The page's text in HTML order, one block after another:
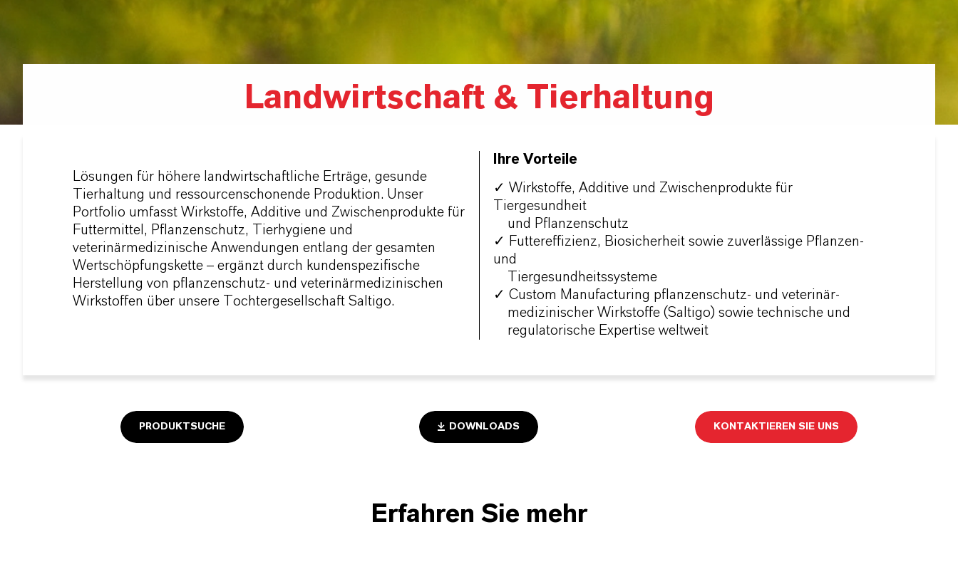
Landwirtschaft & Tierhaltung
Lösungen für höhere landwirtschaftliche Erträge, gesunde
Tierhaltung und ressourcenschonende Produktion. Unser
Portfolio umfasst Wirkstoffe, Additive und Zwischenprodukte für
Futtermittel, Pflanzenschutz, Tierhygiene und
veterinärmedizinische Anwendungen entlang der gesamten
Wertschöpfungskette – ergänzt durch kundenspezifische
Herstellung von pflanzenschutz- und veterinärmedizinischen
Wirkstoffen über unsere Tochtergesellschaft Saltigo.
Ihre Vorteile
✓ Wirkstoffe, Additive und Zwischenprodukte für
Tiergesundheit
und Pflanzenschutz
✓ Futtereffizienz, Biosicherheit sowie zuverlässige Pflanzen-
und
Tiergesundheitssysteme
✓ Custom Manufacturing pflanzenschutz- und veterinär-
medizinischer Wirkstoffe (Saltigo) sowie technische und
regulatorische Expertise weltweit
PRODUKTSUCHE DOWNLOADS KONTAKTIEREN SIE UNS
Erfahren Sie mehr